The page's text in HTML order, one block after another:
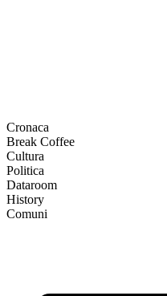
Cronaca
Break Coffee
Cultura
Politica
Dataroom
History
Comuni